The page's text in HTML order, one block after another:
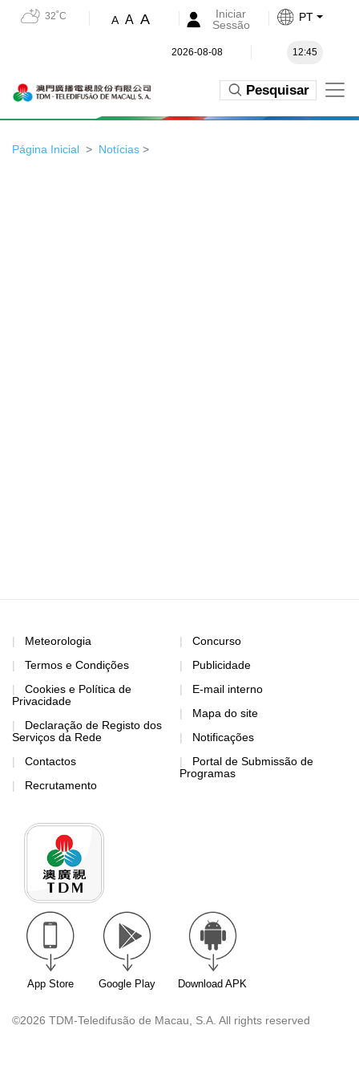
32˚C A A A
Iniciar
Sessão
PT
2026-08-08 12:45
Pesquisar
Página Inicial Notícias >
Meteorologia
Termos e Condições
Cookies e Política de
Privacidade
Declaração de Registo dos
Serviços da Rede
Contactos
Recrutamento
Concurso
Publicidade
E-mail interno
Mapa do site
Notificações
Portal de Submissão de
Programas
App Store Google Play Download APK
©2026 TDM-Teledifusão de Macau, S.A. All rights reserved